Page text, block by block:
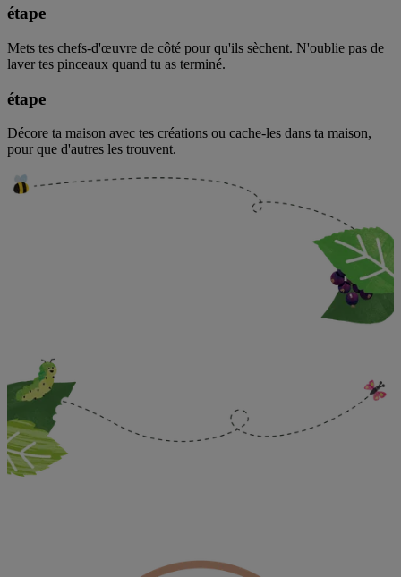
étape
Mets tes chefs-d'œuvre de côté pour qu'ils sèchent. N'oublie pas de
laver tes pinceaux quand tu as terminé.
étape
Décore ta maison avec tes créations ou cache-les dans ta maison,
pour que d'autres les trouvent.